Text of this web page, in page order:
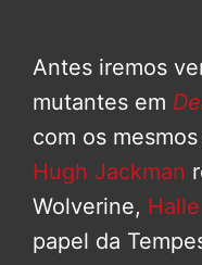
Antes iremos
mutantes em
com os
Hugh Jackman
Wolverine,
papel da